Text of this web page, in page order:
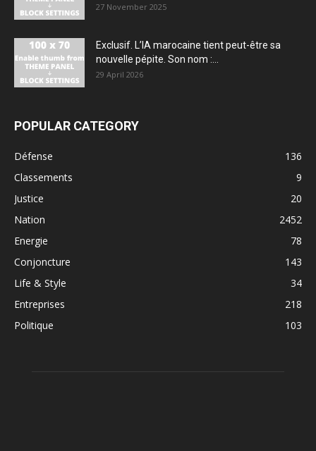
27 November 2025
Exclusif. L’IA marocaine tient peut-être sa
nouvelle pépite. Son nom :...
29 April 2026
POPULAR CATEGORY
Défense
136
Classements
9
Justice
20
Nation
2452
Energie
78
Conjoncture
143
Life & Style
34
Entreprises
218
Politique
103